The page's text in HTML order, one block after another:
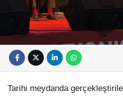
Tarihi meydanda